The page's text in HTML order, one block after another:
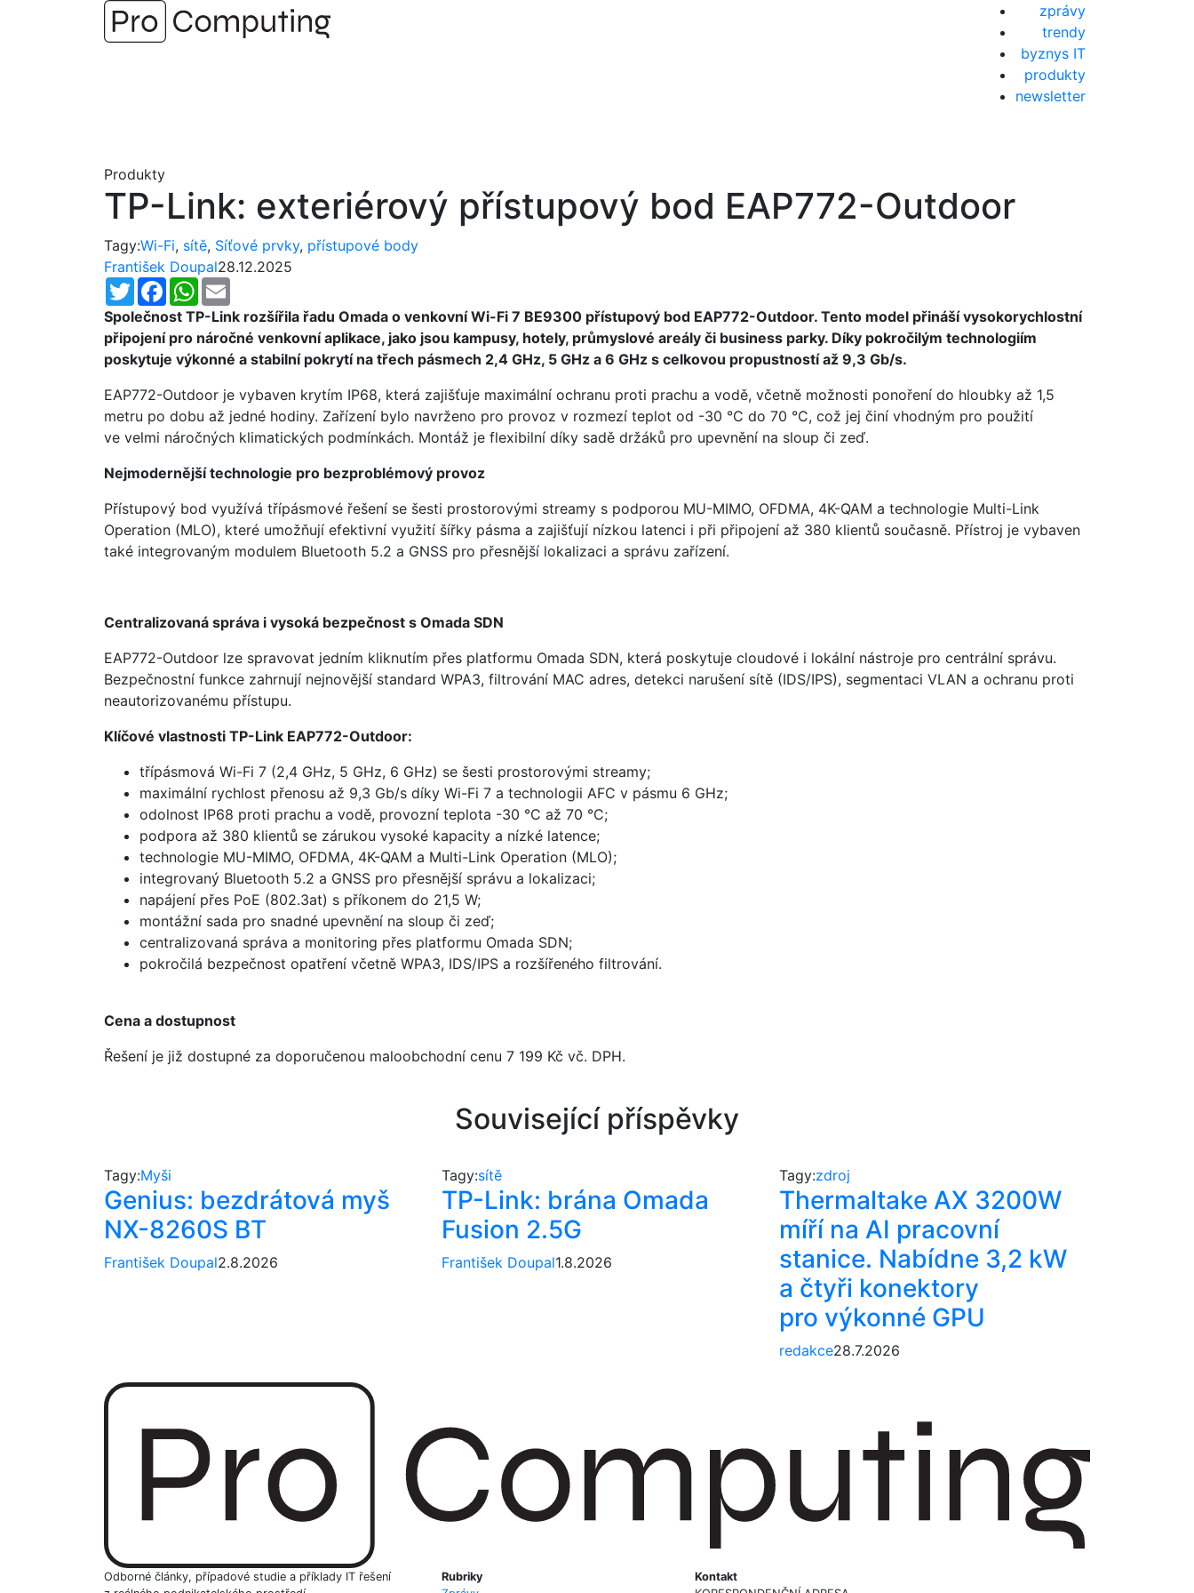
zprávy
trendy
byznys IT
produkty
newsletter
Produkty
TP-Link: exteriérový přístupový bod EAP772-Outdoor
Tagy:Wi-Fi, sítě, Síťové prvky, přístupové body
František Doupal28.12.2025
TwitterFacebookWhatsApp
Společnost TP-Link rozšířila řadu Omada o venkovní Wi-Fi 7 BE9300 přístupový bod EAP772-Outdoor. Tento model přináší vysokorychlostní
připojení pro náročné venkovní aplikace, jako jsou kampusy, hotely, průmyslové areály či business parky. Díky pokročilým technologiím
poskytuje výkonné a stabilní pokrytí na třech pásmech 2,4 GHz, 5 GHz a 6 GHz s celkovou propustností až 9,3 Gb/s.
EAP772-Outdoor je vybaven krytím IP68, která zajišťuje maximální ochranu proti prachu a vodě, včetně možnosti ponoření do hloubky až 1,5
metru po dobu až jedné hodiny. Zařízení bylo navrženo pro provoz v rozmezí teplot od -30 °C do 70 °C, což jej činí vhodným pro použití
ve velmi náročných klimatických podmínkách. Montáž je flexibilní díky sadě držáků pro upevnění na sloup či zeď.
Nejmodernější technologie pro bezproblémový provoz
Přístupový bod využívá třípásmové řešení se šesti prostorovými streamy s podporou MU-MIMO, OFDMA, 4K-QAM a technologie Multi-Link
Operation (MLO), které umožňují efektivní využití šířky pásma a zajišťují nízkou latenci i při připojení až 380 klientů současně. Přístroj je vybaven
také integrovaným modulem Bluetooth 5.2 a GNSS pro přesnější lokalizaci a správu zařízení.
Centralizovaná správa i vysoká bezpečnost s Omada SDN
EAP772-Outdoor lze spravovat jedním kliknutím přes platformu Omada SDN, která poskytuje cloudové i lokální nástroje pro centrální správu.
Bezpečnostní funkce zahrnují nejnovější standard WPA3, filtrování MAC adres, detekci narušení sítě (IDS/IPS), segmentaci VLAN a ochranu proti
neautorizovanému přístupu.
Klíčové vlastnosti TP-Link EAP772-Outdoor:
třípásmová Wi-Fi 7 (2,4 GHz, 5 GHz, 6 GHz) se šesti prostorovými streamy;
maximální rychlost přenosu až 9,3 Gb/s díky Wi-Fi 7 a technologii AFC v pásmu 6 GHz;
odolnost IP68 proti prachu a vodě, provozní teplota -30 °C až 70 °C;
podpora až 380 klientů se zárukou vysoké kapacity a nízké latence;
technologie MU-MIMO, OFDMA, 4K-QAM a Multi-Link Operation (MLO);
integrovaný Bluetooth 5.2 a GNSS pro přesnější správu a lokalizaci;
napájení přes PoE (802.3at) s příkonem do 21,5 W;
montážní sada pro snadné upevnění na sloup či zeď;
centralizovaná správa a monitoring přes platformu Omada SDN;
pokročilá bezpečnost opatření včetně WPA3, IDS/IPS a rozšířeného filtrování.
Cena a dostupnost
Řešení je již dostupné za doporučenou maloobchodní cenu 7 199 Kč vč. DPH.
Související příspěvky
Tagy:Myši
Genius: bezdrátová myš
NX-8260S BT
František Doupal2.8.2026
Tagy:sítě
TP-Link: brána Omada
Fusion 2.5G
František Doupal1.8.2026
Tagy:zdroj
Thermaltake AX 3200W
míří na AI pracovní
stanice. Nabídne 3,2 kW
a čtyři konektory
pro výkonné GPU
redakce28.7.2026
Odborné články, případové studie a příklady IT řešení
Rubriky
Kontakt